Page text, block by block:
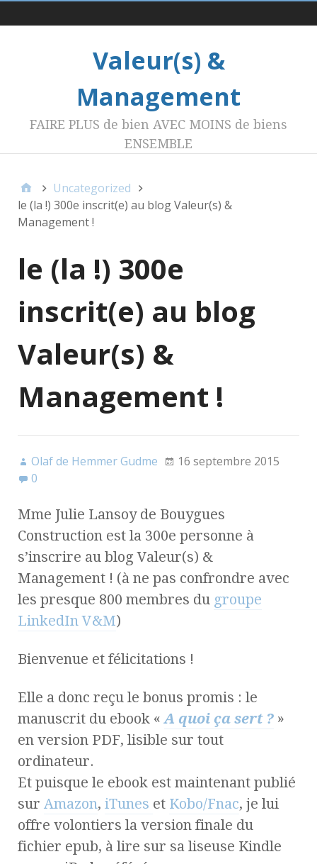
Menu 1
Valeur(s) &
Management
FAIRE PLUS de bien AVEC MOINS de biens
ENSEMBLE
Uncategorized
le (la !) 300e inscrit(e) au blog Valeur(s) &
Management !
le (la !) 300e
inscrit(e) au blog
Valeur(s) &
Management !
Olaf de Hemmer Gudme
16 septembre 2015
0
Mme Julie Lansoy de Bouygues
Construction est la 300e personne à
s’inscrire au blog Valeur(s) &
Management ! (à ne pas confrondre avec
les presque 800 membres du groupe
LinkedIn V&M)
Bienvenue et félicitations !
Elle a donc reçu le bonus promis : le
manuscrit du ebook «A quoi ça sert ? »
en version PDF, lisible sur tout
ordinateur.
Et puisque le ebook est maintenant publié
sur Amazon, iTunes et Kobo/Fnac, je lui
offre volontiers la version finale du
fichier epub, à lire sur sa liseuse Kindle